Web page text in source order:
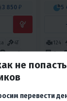
3 850 ₽
4T
Китай
5
124
Да
не
перевести